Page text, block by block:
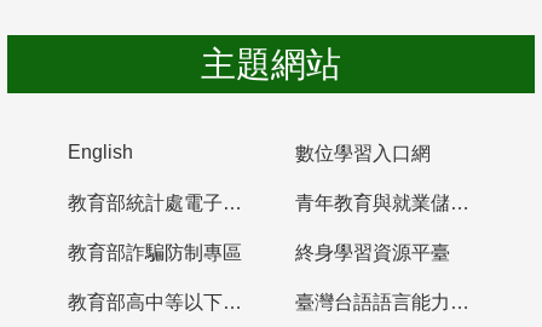
主題網站
English 數位學習入口網
教育部統計處電子書櫃 青年教育與就業儲蓄帳戶
教育部詐騙防制專區 終身學習資源平臺
教育部高中等以下學校及幼兒園教師資格檢定考試 臺灣台語語言能力認證網站